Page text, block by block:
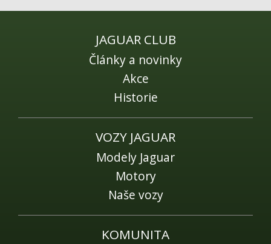
JAGUAR CLUB
Články a novinky
Akce
Historie
VOZY JAGUAR
Modely Jaguar
Motory
Naše vozy
KOMUNITA